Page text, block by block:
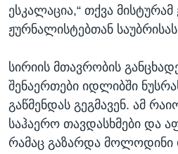
ესკალაცია,“ თქვა მისტურამ
ჟურნალისტებთან
სირიის მთავრობის
შენაერთები იდლიბში
გაწმენდას გეგმავენ. ამ
საჰაერო თავდასხმები და
რამაც გაზარდა მოლოდინი